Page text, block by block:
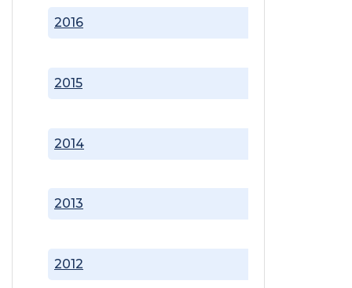
2012
2013
2014
2015
2016